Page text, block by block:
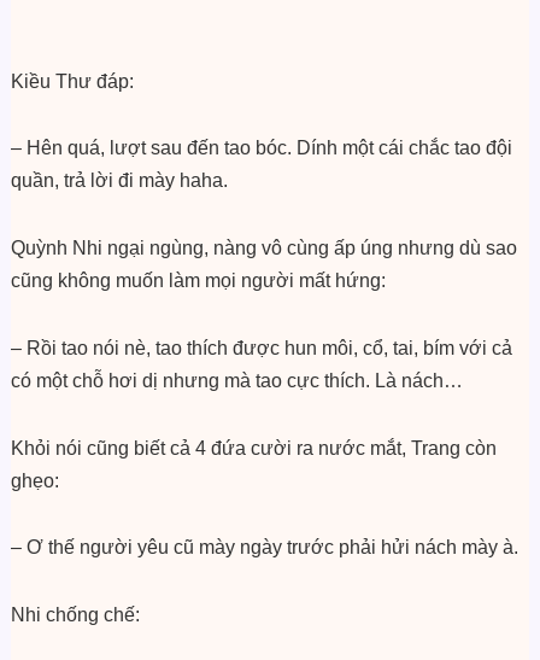
Kiều Thư đáp:
– Hên quá, lượt sau đến tao bóc. Dính một cái chắc tao đội
quần, trả lời đi mày haha.
Quỳnh Nhi ngại ngùng, nàng vô cùng ấp úng nhưng dù sao
cũng không muốn làm mọi người mất hứng:
– Rồi tao nói nè, tao thích được hun môi, cổ, tai, bím với cả
có một chỗ hơi dị nhưng mà tao cực thích. Là nách…
Khỏi nói cũng biết cả 4 đứa cười ra nước mắt, Trang còn
ghẹo:
– Ơ thế người yêu cũ mày ngày trước phải hửi nách mày à.
Nhi chống chế: